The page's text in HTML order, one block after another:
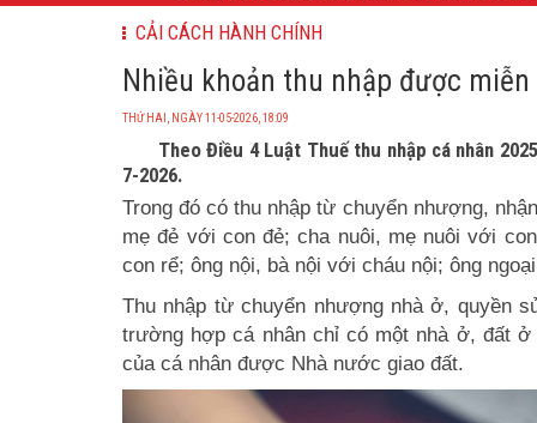
CẢI CÁCH HÀNH CHÍNH
Nhiều khoản thu nhập được
THỨ HAI, NGÀY 11-05-2026, 18:09
Theo Điều 4 Luật Thuế thu nhập cá nhân
7-2026.
Trong đó có thu nhập từ chuyển nhượng,
mẹ đẻ với con đẻ; cha nuôi, mẹ nuôi với
con rể; ông nội, bà nội với cháu nội; ông
Thu nhập từ chuyển nhượng nhà ở, quyền
trường hợp cá nhân chỉ có một nhà ở, đất
của cá nhân được Nhà nước giao đất.